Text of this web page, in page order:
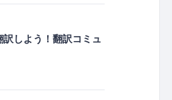
しよう！翻訳コミュ